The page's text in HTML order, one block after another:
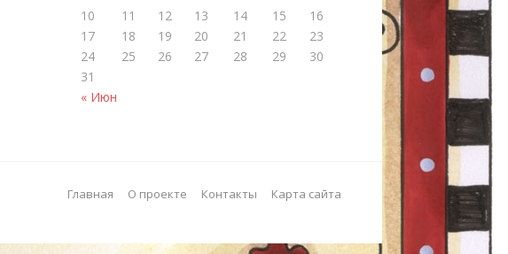
« Июн
10
11 12 13 14 15
16
17
18 19 20 21 22
23
24
25 26 27 28 29
30
31
Главная О проекте Контакты Карта сайта